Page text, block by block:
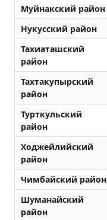
Муйнакский район
Нукусский район
Тахиаташский
район
Тахтакупырский
район
Турткульский
район
Ходжейлийский
район
Чимбайский район
Шуманайский
район